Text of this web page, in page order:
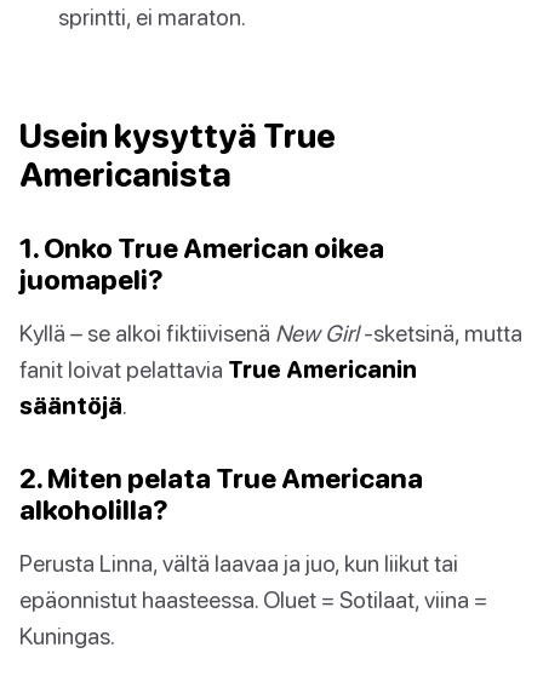
sprintti, ei maraton.
Usein kysyttyä True
Americanista
1. Onko True American oikea
juomapeli?
Kyllä – se alkoi fiktiivisenä New Girl-sketsinä, mutta
fanit loivat pelattavia True Americanin
sääntöjä.
2. Miten pelata True Americana
alkoholilla?
Perusta Linna, vältä laavaa ja juo, kun liikut tai
epäonnistut haasteessa. Oluet = Sotilaat, viina =
Kuningas.